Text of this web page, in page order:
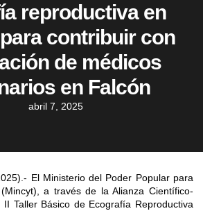
reproductiva en
contribuir con
de médicos
en Falcón
abril 7, 2025
El Ministerio del Poder Popular para
a través de la Alianza Científico-
Taller Básico de Ecografía Reproductiva